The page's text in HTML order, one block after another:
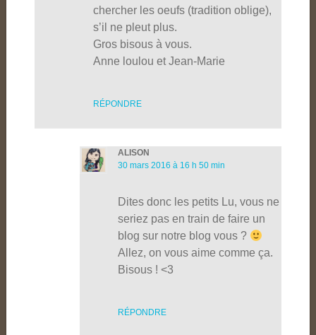
chercher les oeufs (tradition oblige),
s’il ne pleut plus.
Gros bisous à vous.
Anne loulou et Jean-Marie
RÉPONDRE
ALISON
30 mars 2016 à 16 h 50 min
Dites donc les petits Lu, vous ne
seriez pas en train de faire un
blog sur notre blog vous ?
Allez, on vous aime comme ça.
Bisous ! <3
RÉPONDRE